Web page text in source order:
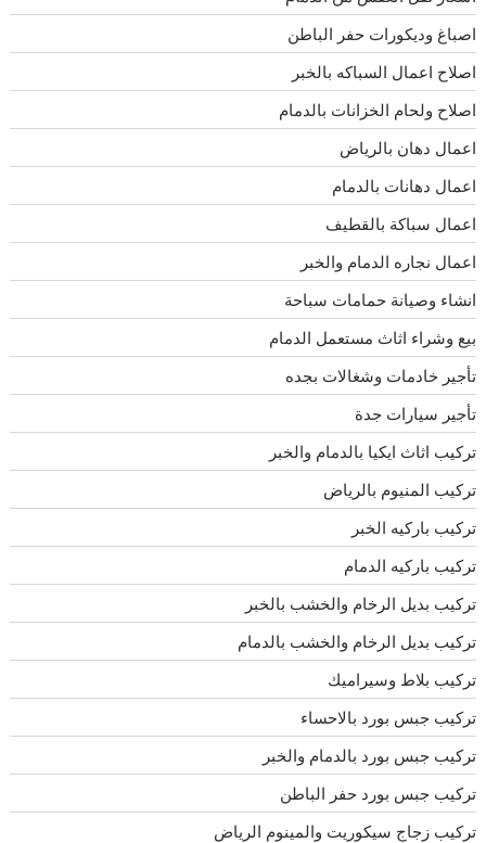
اصباغ وديكورات حفر الباطن
اصلاح اعمال السباكه بالخبر
اصلاح ولحام الخزانات بالدمام
اعمال دهان بالرياض
اعمال دهانات بالدمام
اعمال سباكة بالقطيف
اعمال نجاره الدمام والخبر
انشاء وصيانة حمامات سباحة
بيع وشراء اثاث مستعمل الدمام
تأجير خادمات وشغالات بجده
تأجير سيارات جدة
تركيب اثاث ايكيا بالدمام والخبر
تركيب المنيوم بالرياض
تركيب باركيه الخبر
تركيب باركيه الدمام
تركيب بديل الرخام والخشب بالخبر
تركيب بديل الرخام والخشب بالدمام
تركيب بلاط وسيراميك
تركيب جبس بورد بالاحساء
تركيب جبس بورد بالدمام والخبر
تركيب جبس بورد حفر الباطن
تركيب زجاج سيكوريت والمينوم الرياض